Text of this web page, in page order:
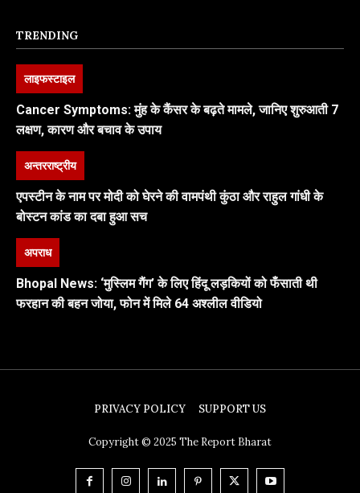
TRENDING
लाइफस्टाइल
Cancer Symptoms: मुंह के कैंसर के बढ़ते मामले, जानिए शुरुआती 7
लक्षण, कारण और बचाव के उपाय
अन्तरराष्ट्रीय
एपस्टीन के नाम पर मोदी को घेरने की वामपंथी कुंठा और राहुल गांधी के
बोस्टन कांड का दबा हुआ सच
अपराध
Bhopal News: ‘मुस्लिम गैंग’ के लिए हिंदू लड़कियों को फँसाती थी
फरहान की बहन जोया, फोन में मिले 64 अश्लील वीडियो
PRIVACY POLICY SUPPORT US
Copyright © 2025 The Report Bharat